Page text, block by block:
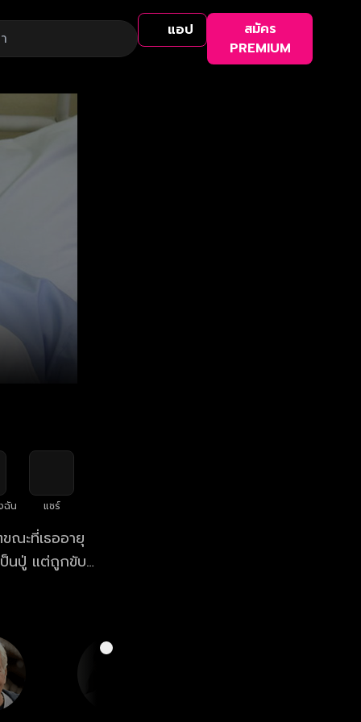
แอป
สมัคร
PREMIUM
ฉัน แชร์
ณะที่เธออายุ
นปู่ แต่ถูกขับ
อ ใจภักดิ์
นชาว
.จ.รังสิมันต์